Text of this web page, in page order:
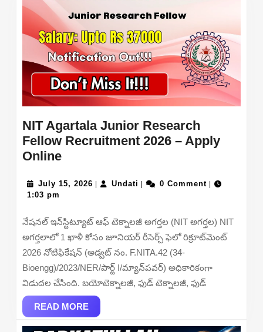
NIT Agartala Junior Research
Fellow Recruitment 2026 – Apply
OnlineNIT
Junior
Fellow
Recruitment
2026
–
Apply
Online
July 15, 2026 July
Undati Undati0 Comment
1:03 pm
నేషనల్ ఇన్‌స్టిట్యూట్ ఆఫ్ టెక్నాలజీ అగర్తల (NIT అగర్తల) NIT
అగర్తలాలో 1 ఖాళీ కోసం జూనియర్ రీసెర్చ్ ఫెలో రిక్రూట్‌మెంట్
2026 నోటిఫికేషన్ (అడ్వట్ నం. F.NITA.42 (34-
Bioengg)/2023/NER/పార్ట్ I/మ్యాన్‌పవర్) అధికారికంగా
విడుదల చేసింది. బయోటెక్నాలజీ, ఫుడ్ టెక్నాలజీ, ఫుడ్
READ MOREREAD
MORE